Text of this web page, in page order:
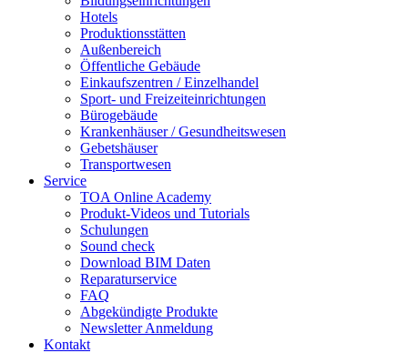
Hotels
Produktionsstätten
Außenbereich
Öffentliche Gebäude
Einkaufszentren / Einzelhandel
Sport- und Freizeiteinrichtungen
Bürogebäude
Krankenhäuser / Gesundheitswesen
Gebetshäuser
Transportwesen
Service
TOA Online Academy
Produkt-Videos und Tutorials
Schulungen
Sound check
Download BIM Daten
Reparaturservice
FAQ
Abgekündigte Produkte
Newsletter Anmeldung
Kontakt